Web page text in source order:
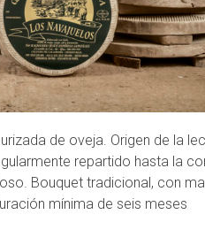
de oveja. Origen de la
repartido hasta la
Bouquet tradicional, con
mínima de seis meses